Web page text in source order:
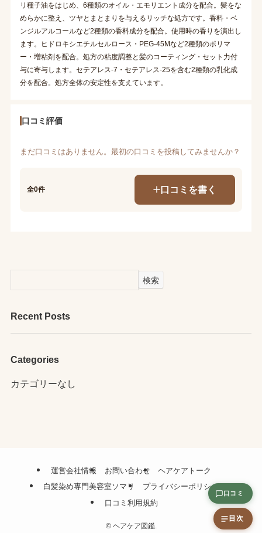
リ種子油をはじめ、6種類のオイル・エモリエント成分を配合。髪をな
めらかに整え、ツヤとまとまりを与えるリッチな処方です。香料・ベ
ンジルアルコールなど2種類の香料成分を配合。使用時の香りを演出し
ます。ヒドロキシエチルセルロース・PEG-45Mなど2種類のポリマ
ー・増粘剤を配合。処方の粘度調整と髪のコーティング・セット力付
与に寄与します。セテアレス-7・セテアレス-25を含む2種類の乳化成
分を配合。処方全体の安定性を支えています。
口コミ評価
まだ口コミはありません。最初の口コミを投稿してみませんか？
全0件 口コミを書く
検索
Recent Posts
Categories
カテゴリーなし
運営会社情報 お問い合わせ
ヘアケアトーク
白髪染め専門美容室ソマリ
プライバシーポリシー
口コミ利用規約
©ヘアケア図鑑.
口コミ
目次